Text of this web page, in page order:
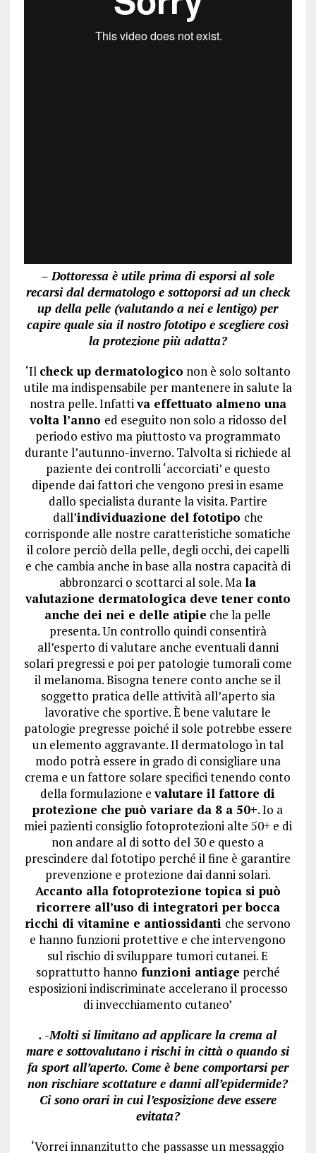
– Dottoressa è utile prima di esporsi al sole
recarsi dal dermatologo e sottoporsi ad un check
up della pelle (valutando a nei e lentigo) per
capire quale sia il nostro fototipo e scegliere così
la protezione più adatta?
‘Il check up dermatologico non è solo soltanto
utile ma indispensabile per mantenere in salute la
nostra pelle. Infattiva effettuato almeno una
volta l’anno ed eseguito non solo a ridosso del
periodo estivo ma piuttosto va programmato
durante l’autunno-inverno. Talvolta si richiede al
paziente dei controlli ‘accorciati’ e questo
dipende dai fattori che vengono presi in esame
dallo specialista durante la visita. Partire
dall’individuazione del fototipo che
corrisponde alle nostre caratteristiche somatiche
il colore perciò della pelle, degli occhi, dei capelli
e che cambia anche in base alla nostra capacità di
abbronzarci o scottarci al sole. Mala
valutazione dermatologica deve tener conto
anche dei nei e delle atipie che la pelle
presenta. Un controllo quindi consentirà
all’esperto di valutare anche eventuali danni
solari pregressi e poi per patologie tumorali come
il melanoma. Bisogna tenere conto anche se il
soggetto pratica delle attività all’aperto sia
lavorative che sportive. È bene valutare le
patologie pregresse poiché il sole potrebbe essere
un elemento aggravante. Il dermatologo ìn tal
modo potrà essere in grado di consigliare una
crema e un fattore solare specifici tenendo conto
della formulazione evalutare il fattore di
protezione che può variare da 8 a 50+. Io a
miei pazienti consiglio fotoprotezioni alte 50+ e di
non andare al di sotto del 30 e questo a
prescindere dal fototipo perché il fine è garantire
prevenzione e protezione dai danni solari.
Accanto alla fotoprotezione topica si può
ricorrere all’uso di integratori per bocca
ricchi di vitamine e antiossidanti che servono
e hanno funzioni protettive e che intervengono
sul rischio di sviluppare tumori cutanei. E
soprattutto hanno funzioni antiage perché
esposizioni indiscriminate accelerano il processo
di invecchiamento cutaneo’
. -Molti si limitano ad applicare la crema al
mare e sottovalutano i rischi in città o quando si
fa sport all’aperto. Come è bene comportarsi per
non rischiare scottature e danni all’epidermide?
Ci sono orari in cui l’esposizione deve essere
evitata?
‘Vorrei innanzitutto che passasse un messaggio